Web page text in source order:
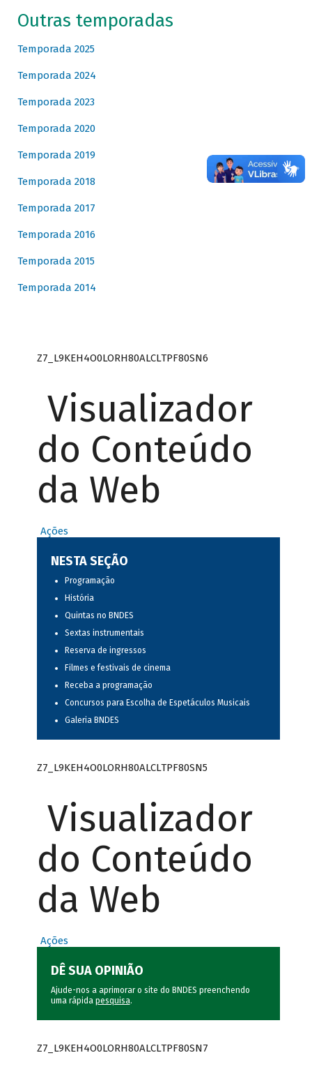
Outras temporadas
Temporada 2025
Temporada 2024
Temporada 2023
Temporada 2020
Temporada 2019
Temporada 2018
Temporada 2017
Temporada 2016
Temporada 2015
Temporada 2014
Z7_L9KEH4O0LORH80ALCLTPF80SN6
Visualizador
do Conteúdo
da Web
Ações
NESTA SEÇÃO
Programação
História
Quintas no BNDES
Sextas instrumentais
Reserva de ingressos
Filmes e festivais de cinema
Receba a programação
Concursos para Escolha de Espetáculos Musicais
Galeria BNDES
Z7_L9KEH4O0LORH80ALCLTPF80SN5
Visualizador
do Conteúdo
da Web
Ações
DÊ SUA OPINIÃO
Ajude-nos a aprimorar o site do BNDES preenchendo
uma rápida pesquisa.
Z7_L9KEH4O0LORH80ALCLTPF80SN7